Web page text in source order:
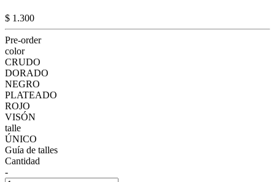
$ 1.300
Pre-order
color
CRUDO
DORADO
NEGRO
PLATEADO
ROJO
VISÓN
talle
ÚNICO
Guía de talles
Cantidad
-